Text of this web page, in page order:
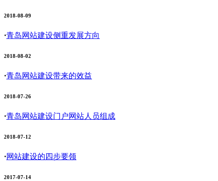
2018-08-09
·青岛网站建设侧重发展方向
2018-08-02
·青岛网站建设带来的效益
2018-07-26
·青岛网站建设门户网站人员组成
2018-07-12
·网站建设的四步要领
2017-07-14